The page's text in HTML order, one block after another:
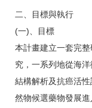
二、目標與執行
(一)、目標
本計畫建立一套完
究，一系列地從海
結構解析及抗癌活
然物候選藥物發展